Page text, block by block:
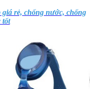
rẻ, chống nước, chống
tốt